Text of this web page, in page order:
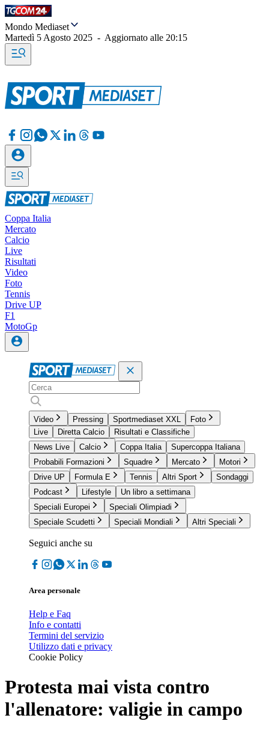
Mondo Mediaset
Martedì 5 Agosto 2025 - Aggiornato alle 20:15
Coppa Italia
Mercato
Calcio
Live
Risultati
Video
Foto
Tennis
Drive UP
F1
MotoGp
Video Pressing Sportmediaset XXL
Foto
Live
Diretta Calcio
Risultati e Classifiche
News Live
Calcio Coppa Italia
Supercoppa Italiana
Probabili Formazioni
Squadre Mercato
Motori
Drive UP
Formula E Tennis Altri Sport
Sondaggi
Podcast
Lifestyle
Un libro a settimana
Speciali Europei
Speciali Olimpiadi
Speciale Scudetti
Speciali Mondiali Altri Speciali
Seguici anche su
Area personale
Help e Faq
Info e contatti
Termini del servizio
Utilizzo dati e privacy
Cookie Policy
Protesta mai vista contro
l'allenatore: valigie in campo